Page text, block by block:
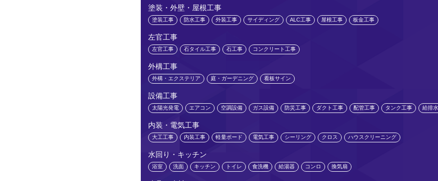
塗装・外壁・屋根工事
塗装工事 防水工事 外装工事 サイディング ALC工事 屋根工事 板金工事
左官工事
左官工事 石タイル工事 石工事 コンクリート工事
外構工事
外構・エクステリア 庭・ガーデニング 看板サイン
設備工事
太陽光発電 エアコン 空調設備 ガス設備 防災工事 ダクト工事 配管工事 タンク工事 給排
内装・電気工事
大工工事 内装工事 軽量ボード 電気工事 シーリング クロス ハウスクリーニング
水回り・キッチン
浴室 洗面 キッチン トイレ 食洗機 給湯器 コンロ 換気扇